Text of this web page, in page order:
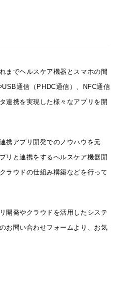
までヘルスケア機器とスマホの間
通信（PHDC通信）、NFC通信
連携を実現した様々なアプリを開
携アプリ開発でのノウハウを元
リと連携をするヘルスケア機器開
ラウドの仕組み構築などを行って
開発やクラウドを活用したシステ
お問い合わせフォームより、お気